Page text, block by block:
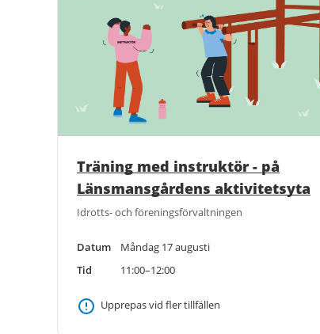
Träning med instruktör - på
Länsmansgårdens aktivitetsyta
Idrotts- och föreningsförvaltningen
Datum
Måndag 17 augusti
Tid
11:00–12:00
Upprepas vid fler tillfällen